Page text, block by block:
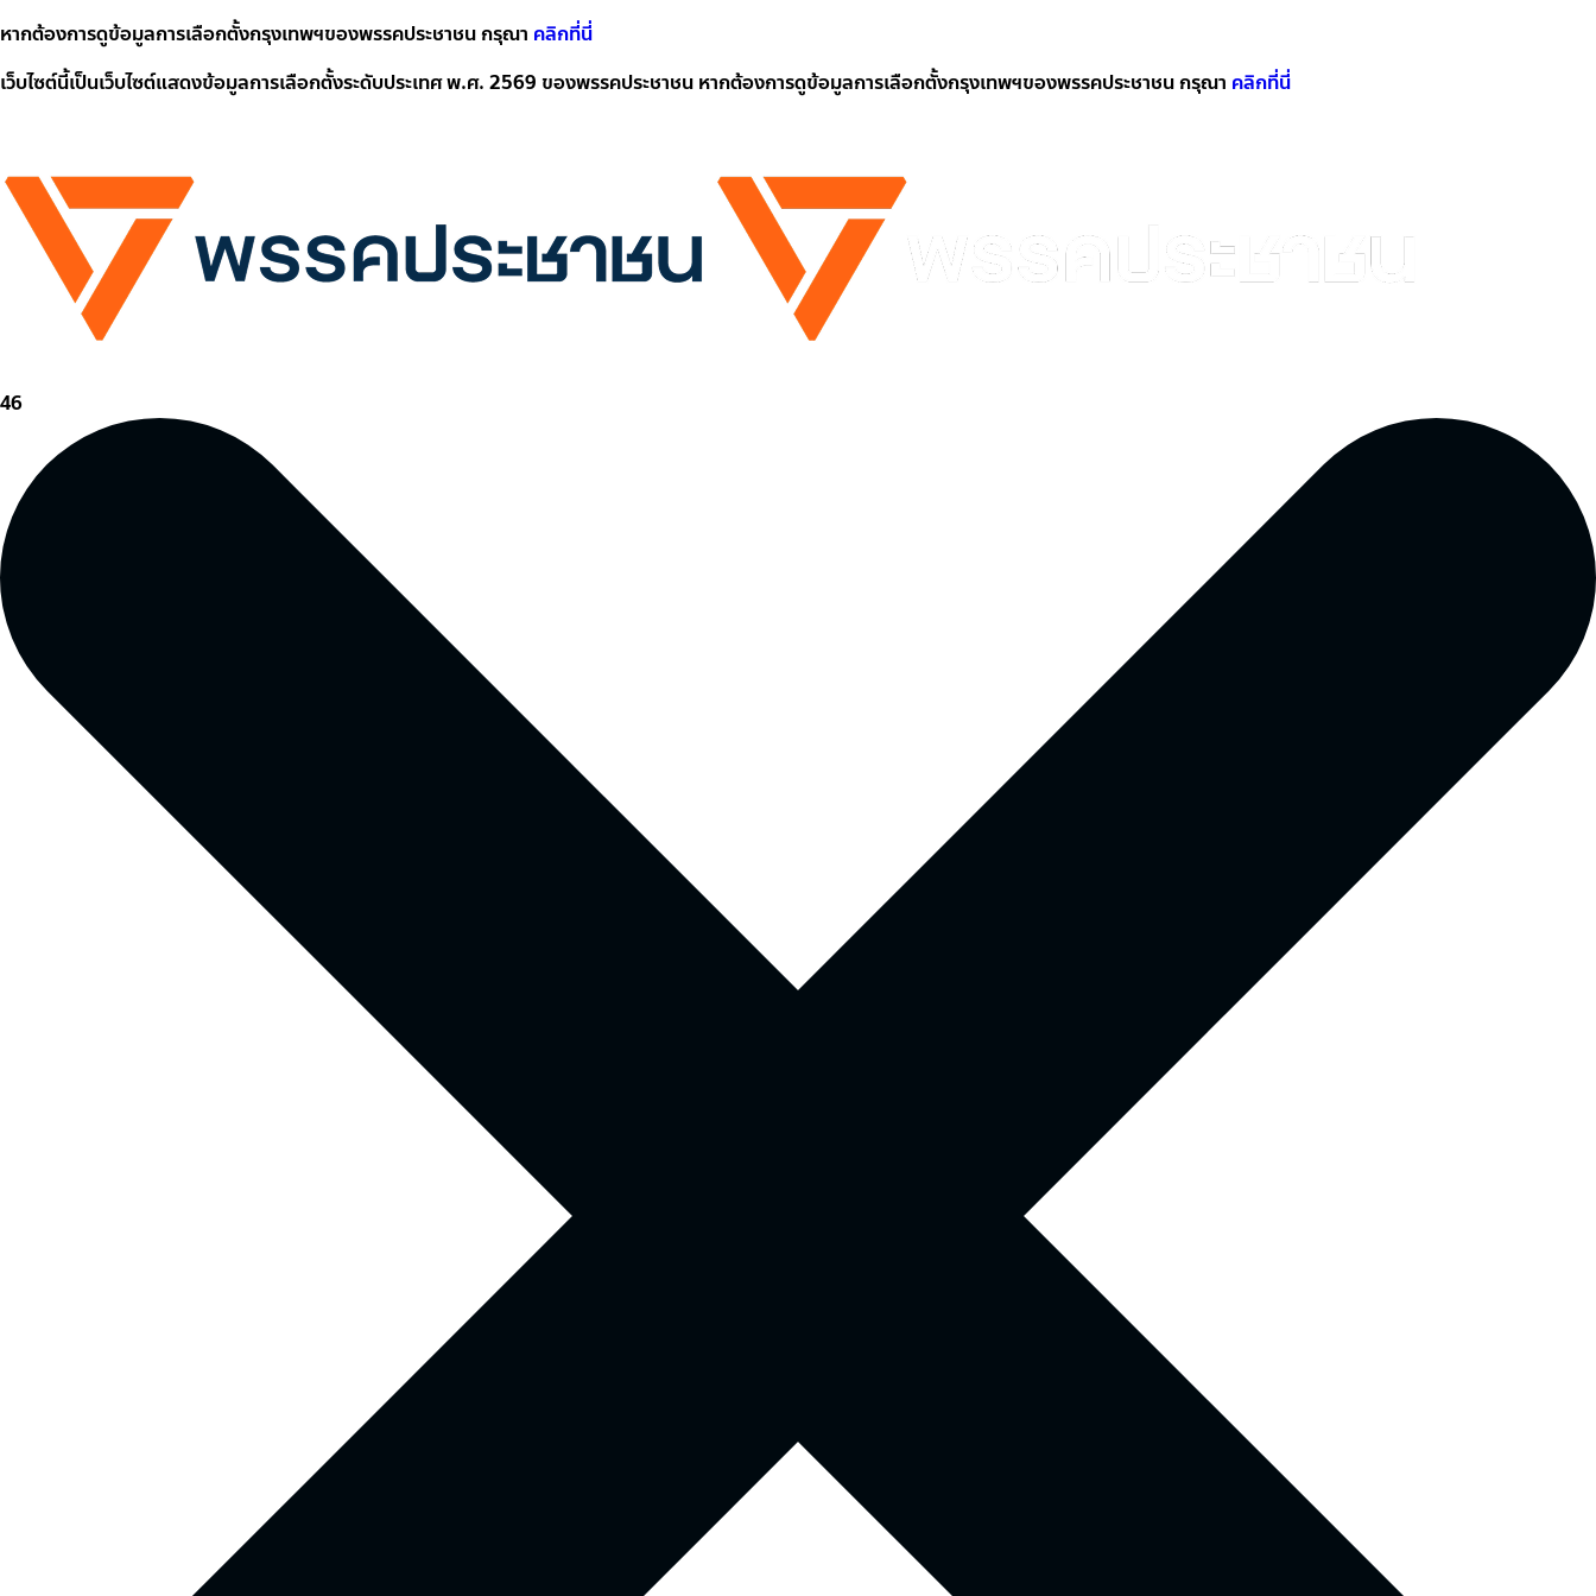
หากต้องการดูข้อมูลการเลือกตั้งกรุงเทพฯของพรรคประชาชน กรุณา คลิกที่นี่
เว็บไซต์นี้เป็นเว็บไซต์แสดงข้อมูลการเลือกตั้งระดับประเทศ พ.ศ. 2569 ของพรรคประชาชน หากต้องการดูข้อมูลการเลือกตั้งกรุงเทพฯของพรรคประชาชน กรุณา คลิกที่นี่
บัตรสีชมพูเลือกเบอร์
46